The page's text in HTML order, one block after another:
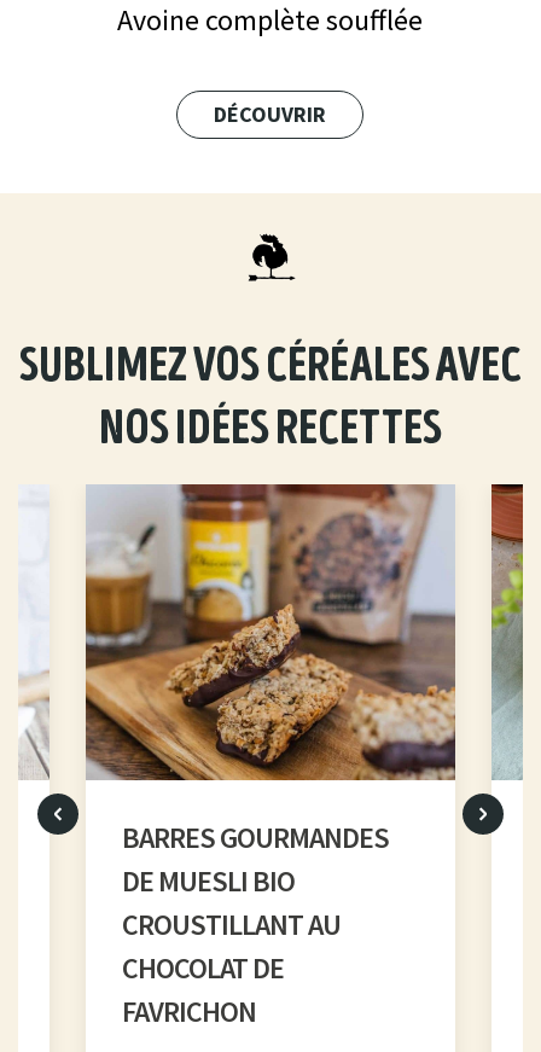
Avoine complète soufflée
DÉCOUVRIR
sublimez vos céréales avec
nos idées recettes
BARRES GOURMANDES
DE MUESLI BIO
CROUSTILLANT AU
CHOCOLAT DE
FAVRICHON